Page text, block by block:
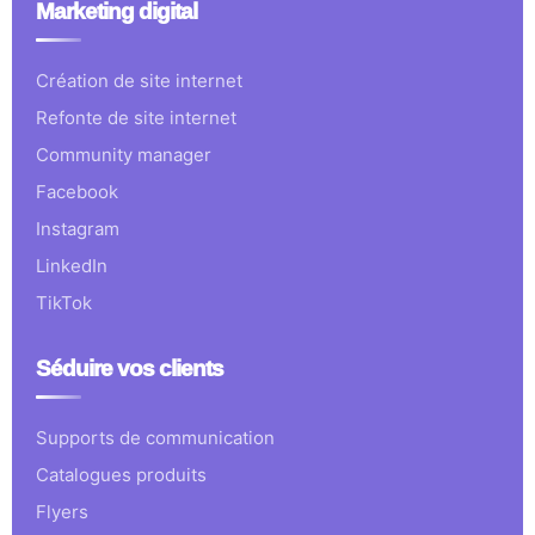
Marketing digital
Création de site internet
Refonte de site internet
Community manager
Facebook
Instagram
LinkedIn
TikTok
Séduire vos clients
Supports de communication
Catalogues produits
Flyers